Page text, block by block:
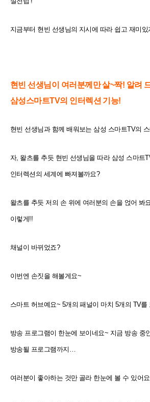
지금부터 현빈 선생님의 지시에 따라 쉽고 재미
현빈 선생님이 여러분께만 살~짝! 알려
삼성스마트TV의 인터렉션 기능!
현빈 선생님과 함께 배워보는 삼성 스마트TV의
자, 왈츠를 추듯 현빈 선생님을 따라 삼성 스마트
인터렉션의 세계에 빠져볼까요?
왈츠를 추듯 저의 손 위에 여러분의 손을 얹어 봐
이렇게!!
채널이 바뀌었죠?
이번엔 손짓을 해볼게요~
스마트 허브예요~ 5개의 패널이 마치 5개의 TV를
방송 프로그램이 한눈에 보이네요~ 지금 방송 중
방송될 프로그램까지…
여러분이 좋아하는 것만 골라 한눈에 볼 수 있어